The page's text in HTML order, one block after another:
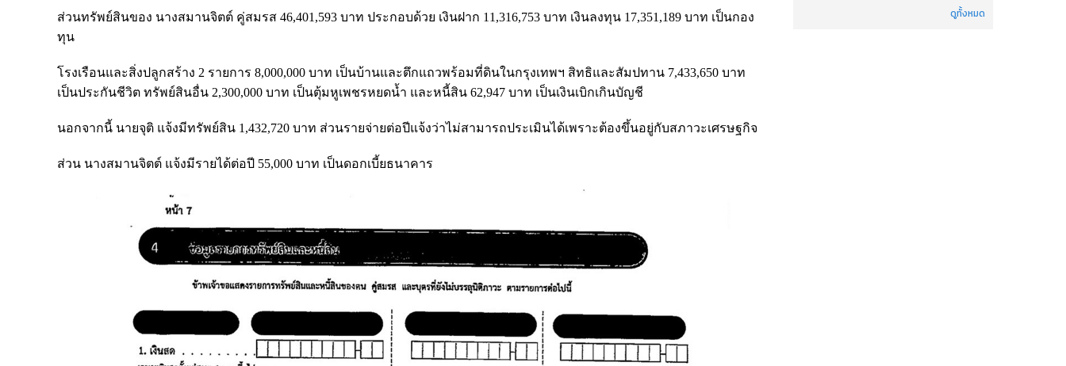
ส่วนทรัพย์สินของ นางสมานจิตต์ คู่สมรส 46,401,593 บาท ประกอบด้วย เงินฝาก 11,316,753 บาท เงินลงทุน 17,351,189 บาท เป็นกอง
ทุน
โรงเรือนและสิ่งปลูกสร้าง 2 รายการ 8,000,000 บาท เป็นบ้านและตึกแถวพร้อมที่ดินในกรุงเทพฯ สิทธิและสัมปทาน 7,433,650 บาท
เป็นประกันชีวิต ทรัพย์สินอื่น 2,300,000 บาท เป็นตุ้มหูเพชรหยดน้ำ และหนี้สิน 62,947 บาท เป็นเงินเบิกเกินบัญชี
นอกจากนี้ นายจุติ แจ้งมีทรัพย์สิน 1,432,720 บาท ส่วนรายจ่ายต่อปีแจ้งว่าไม่สามารถประเมินได้เพราะต้องขึ้นอยู่กับสภาวะเศรษฐกิจ
ส่วน นางสมานจิตต์ แจ้งมีรายได้ต่อปี 55,000 บาท เป็นดอกเบี้ยธนาคาร
ดูทั้งหมด